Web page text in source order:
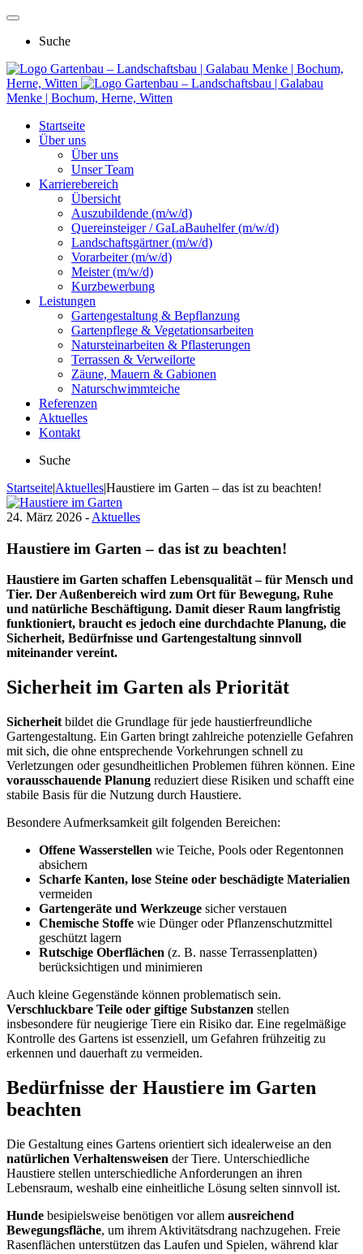
Suche
Gartenbau – Landschaftsbau | Galabau Menke | Bochum,
Herne, Witten
Gartenbau – Landschaftsbau | Galabau
Menke | Bochum, Herne, Witten
Startseite
Über uns
Über uns
Unser Team
Karrierebereich
Übersicht
Auszubildende (m/w/d)
Quereinsteiger / GaLaBauhelfer (m/w/d)
Landschaftsgärtner (m/w/d)
Vorarbeiter (m/w/d)
Meister (m/w/d)
Kurzbewerbung
Leistungen
Gartengestaltung & Bepflanzung
Gartenpflege & Vegetationsarbeiten
Natursteinarbeiten & Pflasterungen
Terrassen & Verweilorte
Zäune, Mauern & Gabionen
Naturschwimmteiche
Referenzen
Aktuelles
Kontakt
Suche
Startseite|Aktuelles|Haustiere im Garten – das ist zu beachten!
24. März 2026 - Aktuelles
Haustiere im Garten – das ist zu beachten!
Haustiere im Garten schaffen Lebensqualität – für Mensch und
Tier. Der Außenbereich wird zum Ort für Bewegung, Ruhe
und natürliche Beschäftigung. Damit dieser Raum langfristig
funktioniert, braucht es jedoch eine durchdachte Planung, die
Sicherheit, Bedürfnisse und Gartengestaltung sinnvoll
miteinander vereint.
Sicherheit im Garten als Priorität
Sicherheit bildet die Grundlage für jede haustierfreundliche
Gartengestaltung. Ein Garten bringt zahlreiche potenzielle Gefahren
mit sich, die ohne entsprechende Vorkehrungen schnell zu
Verletzungen oder gesundheitlichen Problemen führen können. Eine
vorausschauende Planung reduziert diese Risiken und schafft eine
stabile Basis für die Nutzung durch Haustiere.
Besondere Aufmerksamkeit gilt folgenden Bereichen:
Offene Wasserstellen wie Teiche, Pools oder Regentonnen
absichern
Scharfe Kanten, lose Steine oder beschädigte Materialien
vermeiden
Gartengeräte und Werkzeuge sicher verstauen
Chemische Stoffe wie Dünger oder Pflanzenschutzmittel
geschützt lagern
Rutschige Oberflächen (z. B. nasse Terrassenplatten)
berücksichtigen und minimieren
Auch kleine Gegenstände können problematisch sein.
Verschluckbare Teile oder giftige Substanzen stellen
insbesondere für neugierige Tiere ein Risiko dar. Eine regelmäßige
Kontrolle des Gartens ist essenziell, um Gefahren frühzeitig zu
erkennen und dauerhaft zu vermeiden.
Bedürfnisse der Haustiere im Garten
beachten
Die Gestaltung eines Gartens orientiert sich idealerweise an den
natürlichen Verhaltensweisen der Tiere. Unterschiedliche
Haustiere stellen unterschiedliche Anforderungen an ihren
Lebensraum, weshalb eine einheitliche Lösung selten sinnvoll ist.
Hunde besipielsweise benötigen vor allem ausreichend
Bewegungsfläche, um ihrem Aktivitätsdrang nachzugehen. Freie
Rasenflächen unterstützen das Laufen und Spielen, während klar